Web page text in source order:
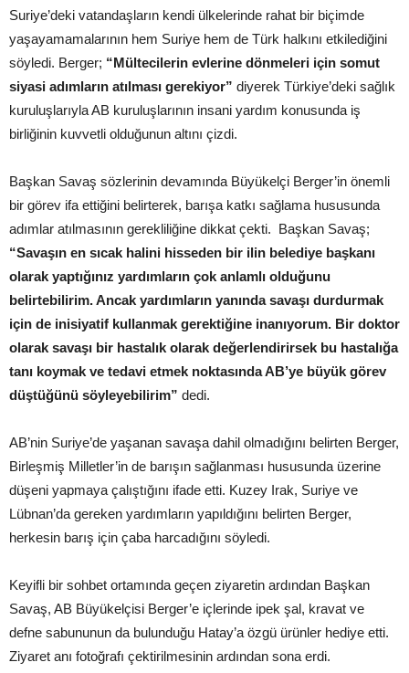
Suriye’deki vatandaşların kendi ülkelerinde rahat bir biçimde
yaşayamamalarının hem Suriye hem de Türk halkını etkilediğini
söyledi. Berger; “Mültecilerin evlerine dönmeleri için somut
siyasi adımların atılması gerekiyor” diyerek Türkiye’deki sağlık
kuruluşlarıyla AB kuruluşlarının insani yardım konusunda iş
birliğinin kuvvetli olduğunun altını çizdi.
Başkan Savaş sözlerinin devamında Büyükelçi Berger’in önemli
bir görev ifa ettiğini belirterek, barışa katkı sağlama hususunda
adımlar atılmasının gerekliliğine dikkat çekti. Başkan Savaş;
“Savaşın en sıcak halini hisseden bir ilin belediye başkanı
olarak yaptığınız yardımların çok anlamlı olduğunu
belirtebilirim. Ancak yardımların yanında savaşı durdurmak
için de inisiyatif kullanmak gerektiğine inanıyorum. Bir doktor
olarak savaşı bir hastalık olarak değerlendirirsek bu hastalığa
tanı koymak ve tedavi etmek noktasında AB’ye büyük görev
düştüğünü söyleyebilirim” dedi.
AB’nin Suriye’de yaşanan savaşa dahil olmadığını belirten Berger,
Birleşmiş Milletler’in de barışın sağlanması hususunda üzerine
düşeni yapmaya çalıştığını ifade etti. Kuzey Irak, Suriye ve
Lübnan’da gereken yardımların yapıldığını belirten Berger,
herkesin barış için çaba harcadığını söyledi.
Keyifli bir sohbet ortamında geçen ziyaretin ardından Başkan
Savaş, AB Büyükelçisi Berger’e içlerinde ipek şal, kravat ve
defne sabununun da bulunduğu Hatay’a özgü ürünler hediye etti.
Ziyaret anı fotoğrafı çektirilmesinin ardından sona erdi.